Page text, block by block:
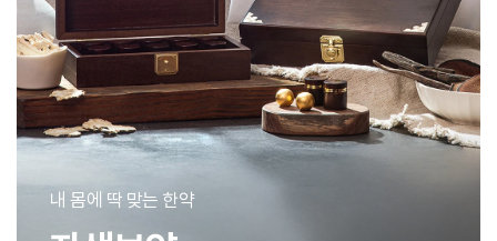
내 몸에 딱 맞는 한약